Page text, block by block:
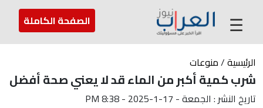
عن العراب ارسل لنا ☰ الصفحة الكاملة
الرئيسية/منوعات
شرب كمية أكبر من الماء قد لا يعني صحة أفضل
تاريخ النشر : الجمعة - 17-1-2025 - 8:38 PM